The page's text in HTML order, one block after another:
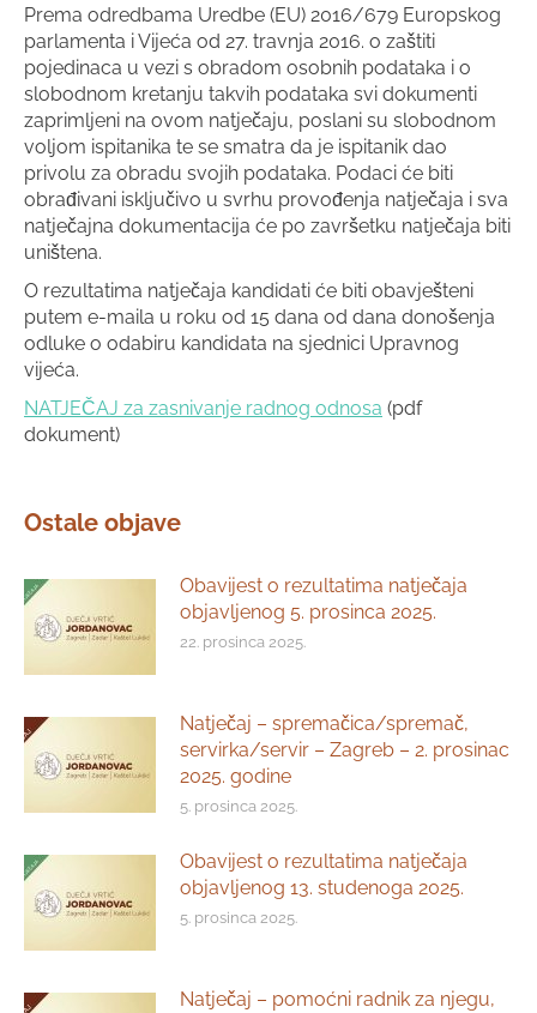
Prema odredbama Uredbe (EU) 2016/679 Europskog
parlamenta i Vijeća od 27. travnja 2016. o zaštiti
pojedinaca u vezi s obradom osobnih podataka i o
slobodnom kretanju takvih podataka svi dokumenti
zaprimljeni na ovom natječaju, poslani su slobodnom
voljom ispitanika te se smatra da je ispitanik dao
privolu za obradu svojih podataka. Podaci će biti
obrađivani isključivo u svrhu provođenja natječaja i sva
natječajna dokumentacija će po završetku natječaja biti
uništena.
O rezultatima natječaja kandidati će biti obavješteni
putem e-maila u roku od 15 dana od dana donošenja
odluke o odabiru kandidata na sjednici Upravnog
vijeća.
NATJEČAJ za zasnivanje radnog odnosa (pdf
dokument)
Ostale objave
Obavijest o rezultatima natječaja
objavljenog 5. prosinca 2025.
22. prosinca 2025.
Natječaj – spremačica/spremač,
servirka/servir – Zagreb – 2. prosinac
2025. godine
5. prosinca 2025.
Obavijest o rezultatima natječaja
objavljenog 13. studenoga 2025.
5. prosinca 2025.
Natječaj – pomoćni radnik za njegu,